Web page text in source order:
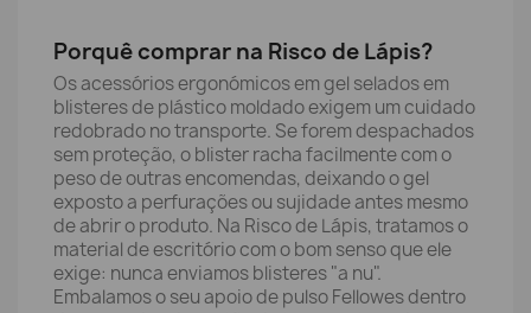
Porquê comprar na Risco de Lápis?
Os acessórios ergonómicos em gel selados em
blisteres de plástico moldado exigem um cuidado
redobrado no transporte. Se forem despachados
sem proteção, o blister racha facilmente com o
peso de outras encomendas, deixando o gel
exposto a perfurações ou sujidade antes mesmo
de abrir o produto. Na Risco de Lápis, tratamos o
material de escritório com o bom senso que ele
exige: nunca enviamos blisteres "a nu".
Embalamos o seu apoio de pulso Fellowes dentro